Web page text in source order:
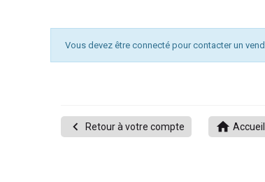
Vous devez être connecté pour contacter un
 Retour à votre compte  Accueil